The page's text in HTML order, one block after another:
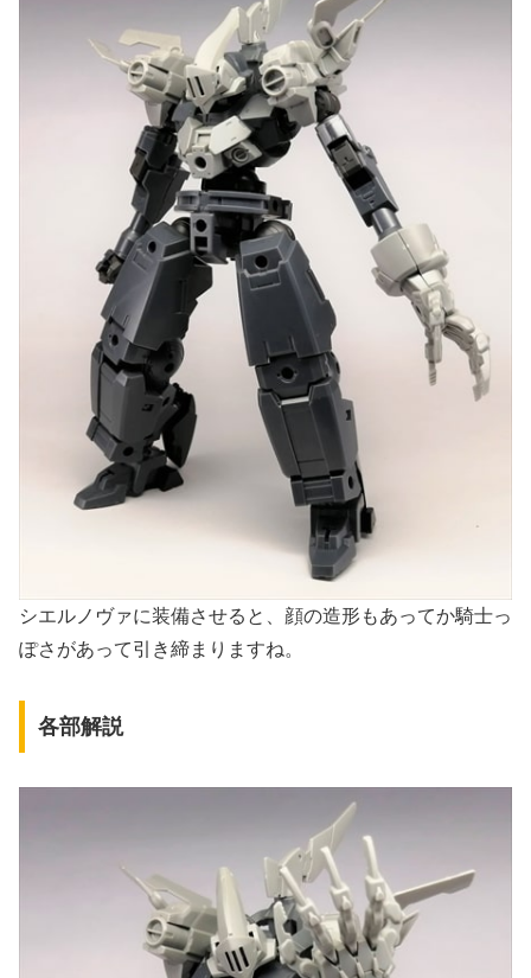
シエルノヴァに装備させると、顔の造形もあってか騎士っ
ぽさがあって引き締まりますね。
各部解説